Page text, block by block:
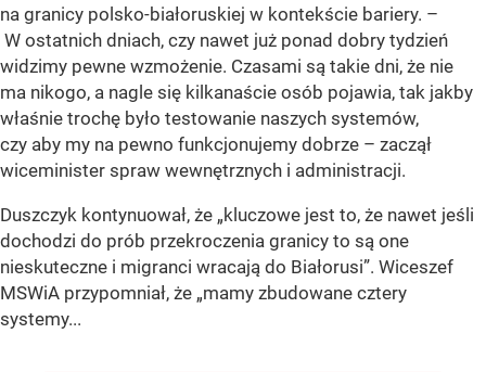
na granicy polsko-białoruskiej w kontekście bariery. –
W ostatnich dniach, czy nawet już ponad dobry tydzień
widzimy pewne wzmożenie. Czasami są takie dni, że nie
ma nikogo, a nagle się kilkanaście osób pojawia, tak jakby
właśnie trochę było testowanie naszych systemów,
czy aby my na pewno funkcjonujemy dobrze – zaczął
wiceminister spraw wewnętrznych i administracji.
Duszczyk kontynuował, że „kluczowe jest to, że nawet jeśli
dochodzi do prób przekroczenia granicy to są one
nieskuteczne i migranci wracają do Białorusi”. Wiceszef
MSWiA przypomniał, że „mamy zbudowane cztery
systemy...